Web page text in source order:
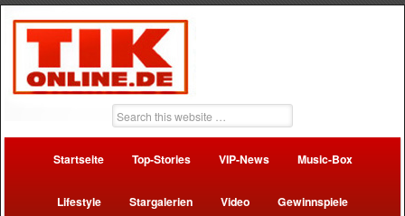
Startseite Top-Stories VIP-News Music-Box
Lifestyle Stargalerien Video Gewinnspiele